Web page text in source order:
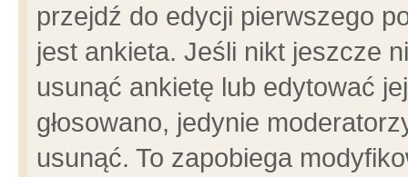
przejdź do edycji pierwszego
jest ankieta. Jeśli nikt jeszcze
usunąć ankietę lub edytować
głosowano, jedynie
usunąć. To zapobiega